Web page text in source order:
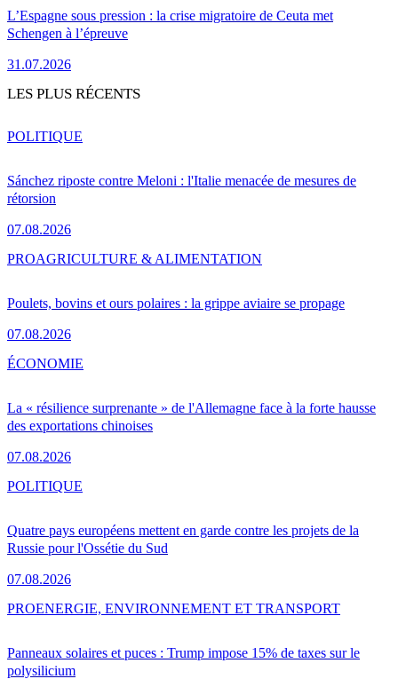
L’Espagne sous pression : la crise migratoire de Ceuta met
Schengen à l’épreuve
31.07.2026
LES PLUS RÉCENTS
Sánchez riposte contre Meloni : l'Italie menacée de mesures de
rétorsion
07.08.2026
POLITIQUE
Poulets, bovins et ours polaires : la grippe aviaire se propage
07.08.2026
PROAGRICULTURE & ALIMENTATION
La « résilience surprenante » de l'Allemagne face à la forte hausse
des exportations chinoises
07.08.2026
ÉCONOMIE
Quatre pays européens mettent en garde contre les projets de la
Russie pour l'Ossétie du Sud
07.08.2026
POLITIQUE
Panneaux solaires et puces : Trump impose 15% de taxes sur le
polysilicium
PROENERGIE, ENVIRONNEMENT ET TRANSPORT